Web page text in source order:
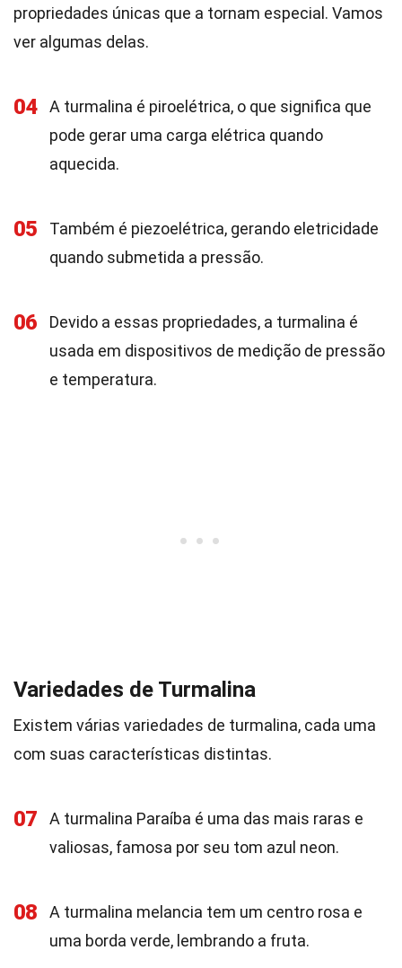
propriedades únicas que a tornam especial. Vamos
ver algumas delas.
04
A turmalina é piroelétrica, o que significa que
pode gerar uma carga elétrica quando
aquecida.
05
Também é piezoelétrica, gerando eletricidade
quando submetida a pressão.
06
Devido a essas propriedades, a turmalina é
usada em dispositivos de medição de pressão
e temperatura.
Variedades de Turmalina
Existem várias variedades de turmalina, cada uma
com suas características distintas.
07
A turmalina Paraíba é uma das mais raras e
valiosas, famosa por seu tom azul neon.
08
A turmalina melancia tem um centro rosa e
uma borda verde, lembrando a fruta.